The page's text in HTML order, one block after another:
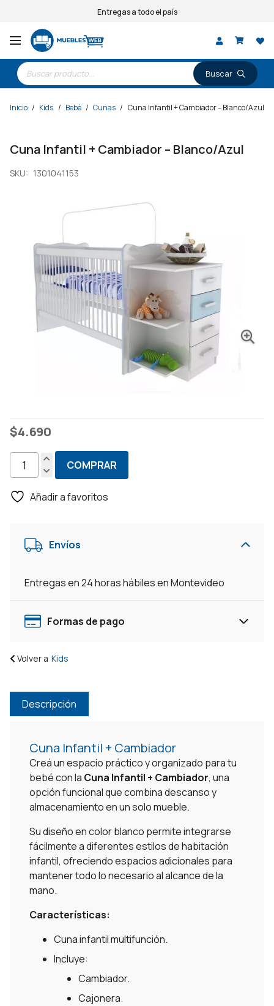
Entregas a todo el país
Búsqueda
de
productos
Inicio / Kids / Bebé / Cunas / Cuna Infantil + Cambiador – Blanco/Azul
Cuna Infantil + Cambiador – Blanco/Azul
SKU: 1301041153
$4.690
Cuna
+
Blanco/Azul
COMPRAR
Añadir a favoritos
Envíos
Entregas en 24 horas hábiles en Montevideo
Formas de pago
Volver a Kids
Descripción
Cuna Infantil + Cambiador
Creá un espacio práctico y organizado para tu
bebé con la Cuna Infantil + Cambiador, una
opción funcional que combina descanso y
almacenamiento en un solo mueble.
Su diseño en color blanco permite integrarse
fácilmente a diferentes estilos de habitación
infantil, ofreciendo espacios adicionales para
mantener todo lo necesario al alcance de la
mano.
Características:
Cuna infantil multifunción.
Incluye:
Cambiador.
Cajonera.